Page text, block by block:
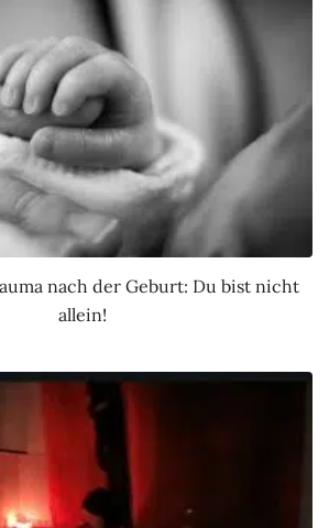
nach der Geburt: Du bist nicht
allein!